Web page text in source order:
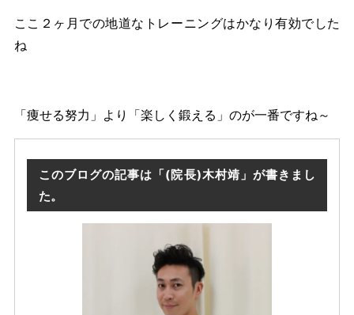
ここ２ヶ月での地道なトレーニングはかなり有効でした
ね
「痩せる努力」より「楽しく鍛える」のが一番ですね～
このブログの記事は「(院長)木村靖」が書きまし
た。